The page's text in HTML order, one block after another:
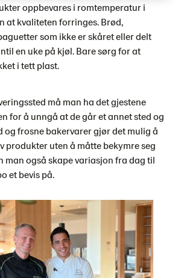
oppbevares i romtemperatur i
at kvaliteten forringes. Brød,
som ikke er skåret eller delt
en uke på kjøl. Bare sørg for at
i tett plast.
må man ha det gjestene
for å unngå at de går et annet sted og
og frosne bakervarer gjør det mulig å
produkter uten å måtte bekymre seg
man også skape variasjon fra dag til
et bevis på.